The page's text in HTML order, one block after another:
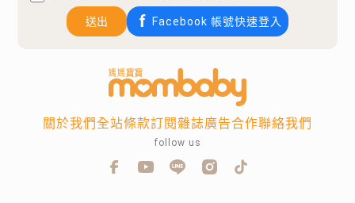
送出 Facebook 帳號快速登入
關於我們全站條款訂閱雜誌廣告合作聯絡我們
follow us